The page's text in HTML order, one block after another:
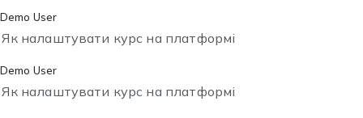
Demo User
Як налаштувати курс на платформі
Demo User
Як налаштувати курс на платформі